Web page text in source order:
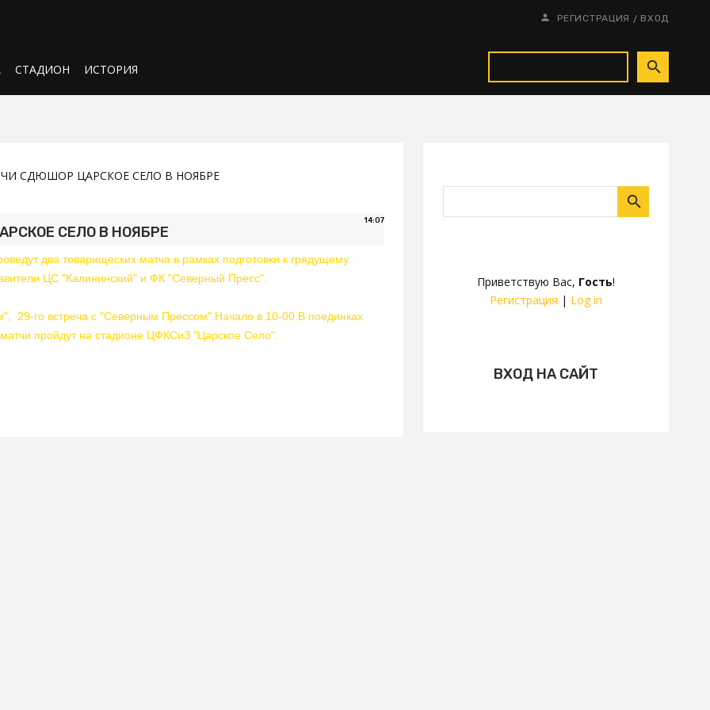
РЕГИСТРАЦИЯ / ВХОД
СТАДИОН ИСТОРИЯ
Приветствую Вас, Гость!
Регистрация | Log in
ВХОД НА САЙТ
СДЮШОР ЦАРСКОЕ СЕЛО В НОЯБРЕ
14:07
СЕЛО В НОЯБРЕ
два товарищеских матча в рамках подготовки к грядущему
ЦС "Калининский" и ФК "Северный Пресс".
29-го встреча с "Северным Прессом".Начало в 10-00.В поединках
пройдут на стадионе ЦФКСиЗ "Царское Село".